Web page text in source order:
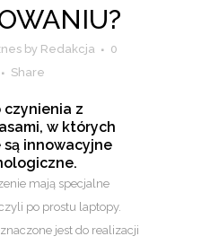
by Redakcja
0
Share
czynienia z
w których
innowacyjne
mają specjalne
po prostu laptopy.
jest do realizacji